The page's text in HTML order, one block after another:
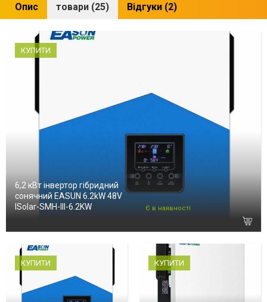
Опис товари (25) Відгуки (2)
КУПИТИ
6,2 кВт інвертор гібридний
сонячний EASUN 6.2kW 48V
ISolar-SMH-III-6.2KW
Є в наявності
КУПИТИ КУПИТИ